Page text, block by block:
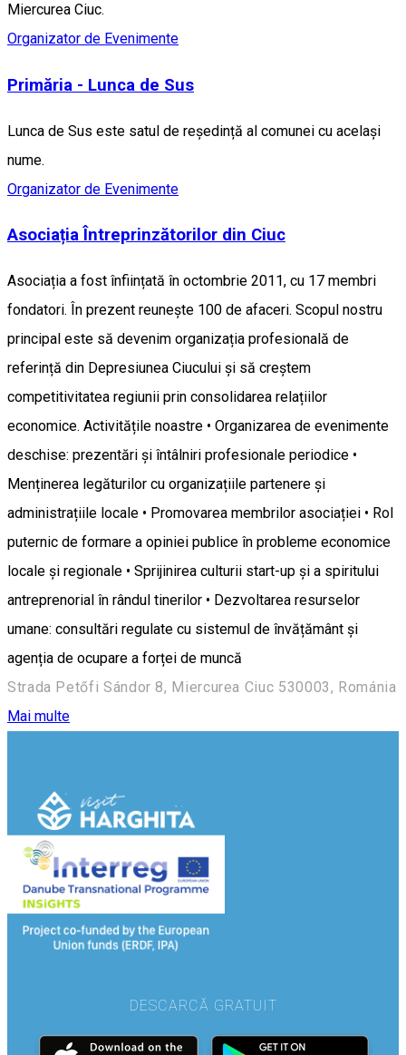
Miercurea Ciuc.
Organizator de Evenimente
Primăria - Lunca de Sus
Lunca de Sus este satul de reședință al comunei cu același
nume.
Organizator de Evenimente
Asociația Întreprinzătorilor din Ciuc
Asociația a fost înființată în octombrie 2011, cu 17 membri
fondatori. În prezent reunește 100 de afaceri. Scopul nostru
principal este să devenim organizația profesională de
referință din Depresiunea Ciucului și să creștem
competitivitatea regiunii prin consolidarea relațiilor
economice. Activitățile noastre • Organizarea de evenimente
deschise: prezentări și întâlniri profesionale periodice •
Menținerea legăturilor cu organizațiile partenere și
administrațiile locale • Promovarea membrilor asociației • Rol
puternic de formare a opiniei publice în probleme economice
locale și regionale • Sprijinirea culturii start-up și a spiritului
antreprenorial în rândul tinerilor • Dezvoltarea resurselor
umane: consultări regulate cu sistemul de învățământ și
agenția de ocupare a forței de muncă
Strada Petőfi Sándor 8, Miercurea Ciuc 530003, Románia
Mai multe
DESCARCĂ GRATUIT